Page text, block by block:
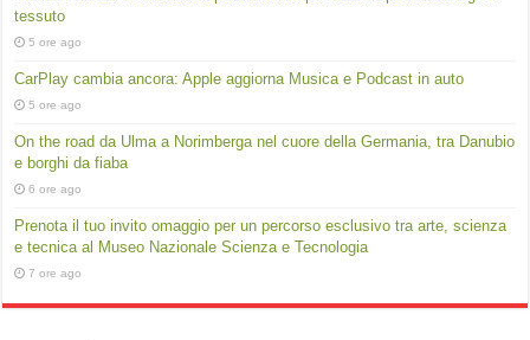
tessuto
5 ore ago
CarPlay cambia ancora: Apple aggiorna Musica e Podcast in auto
5 ore ago
On the road da Ulma a Norimberga nel cuore della Germania, tra Danubio
e borghi da fiaba
6 ore ago
Prenota il tuo invito omaggio per un percorso esclusivo tra arte, scienza
e tecnica al Museo Nazionale Scienza e Tecnologia
7 ore ago